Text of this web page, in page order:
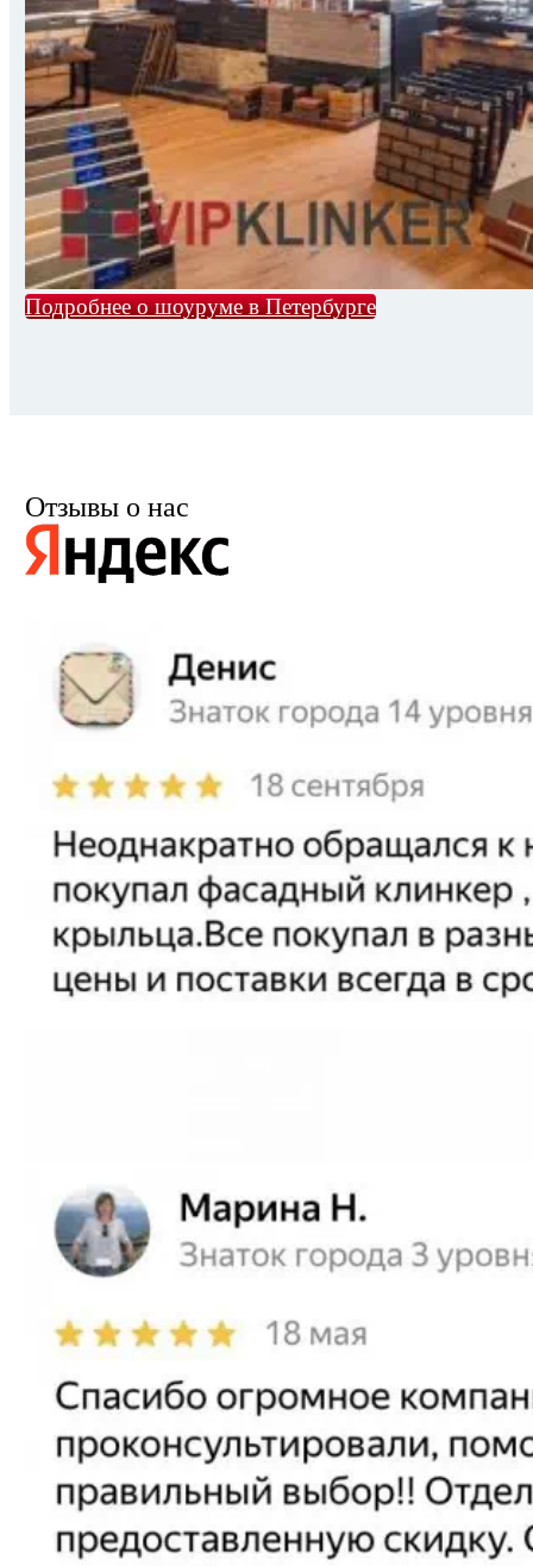
Подробнее о шоуруме в Петербурге
Отзывы о нас